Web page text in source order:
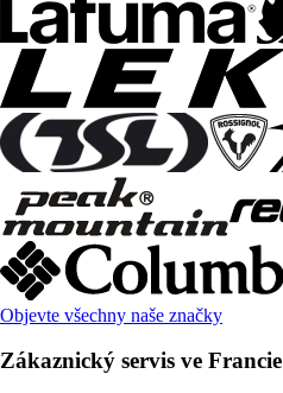
Objevte všechny naše značky
Zákaznický servis ve Francie